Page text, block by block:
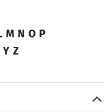
M N O P
Y Z